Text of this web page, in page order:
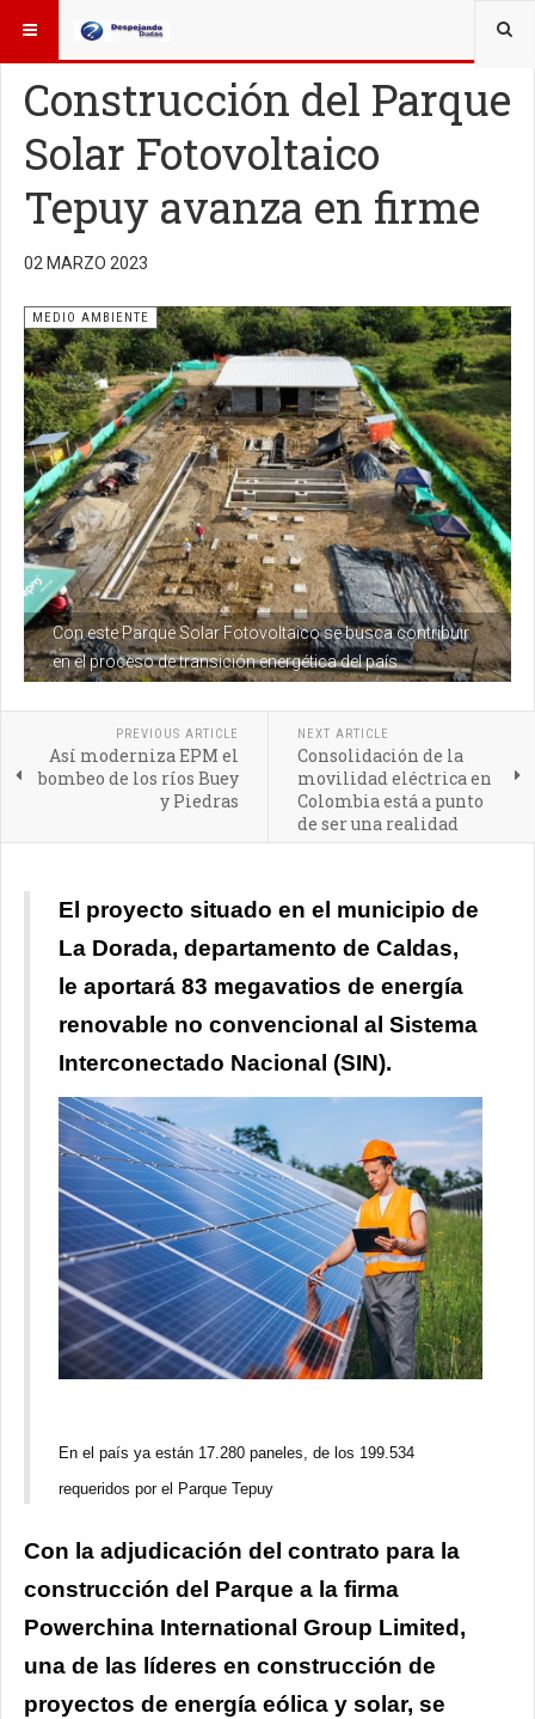
ESTÁ AQUÍ: OTROS TEMAS
Construcción del Parque
Solar Fotovoltaico
Tepuy avanza en firme
02 MARZO 2023
Con este Parque Solar Fotovoltaico se busca contribuir
en el proceso de transición energética del país
MEDIO AMBIENTE
PREVIOUS ARTICLE
Así moderniza EPM el
bombeo de los ríos Buey
y Piedras
NEXT ARTICLE
Consolidación de la
movilidad eléctrica en
Colombia está a punto
de ser una realidad
El proyecto situado en el municipio de
La Dorada, departamento de Caldas,
le aportará 83 megavatios de energía
renovable no convencional al Sistema
Interconectado Nacional (SIN).
En el país ya están 17.280 paneles, de los 199.534
requeridos por el Parque Tepuy
Con la adjudicación del contrato para la
construcción del Parque a la firma
Powerchina International Group Limited,
una de las líderes en construcción de
proyectos de energía eólica y solar, se